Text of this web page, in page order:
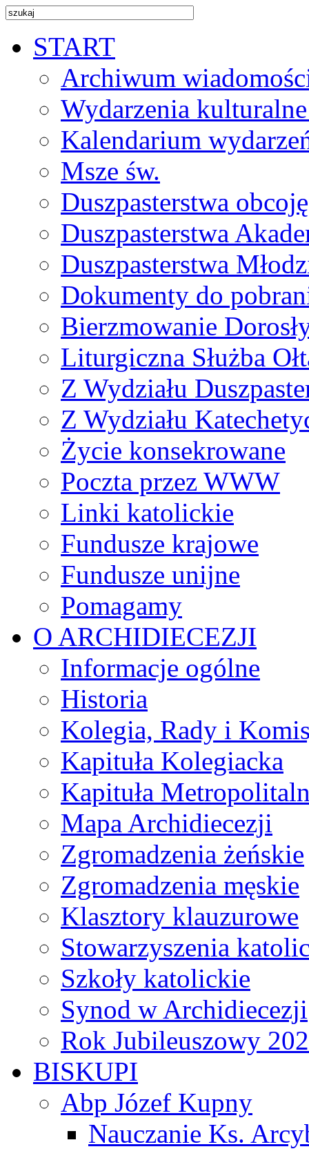
START
Archiwum
Wydarzenia
Kalendarium
Msze św.
Duszpasterstwa
Duszpasterstwa
Duszpasterstwa
Dokumenty do
Bierzmowanie
Liturgiczna Służba
Z Wydziału
Z Wydziału
Życie konsekrowane
Poczta przez WWW
Linki katolickie
Fundusze krajowe
Fundusze unijne
Pomagamy
O ARCHIDIECEZJI
Informacje ogólne
Historia
Kolegia, Rady i
Kapituła Kolegiacka
Kapituła
Mapa Archidiecezji
Zgromadzenia żeńskie
Zgromadzenia męskie
Klasztory klauzurowe
Stowarzyszenia
Szkoły katolickie
Synod w Archidiecezji
Rok Jubileuszowy
BISKUPI
Abp Józef Kupny
Nauczanie Ks.